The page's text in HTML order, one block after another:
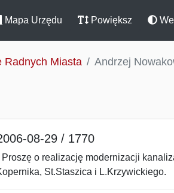
Mapa Urzędu Powiększ
Radnych Miasta Andrzej
08-29 / 1770
o realizację modernizacji
St.Staszica i L.Krzywickiego.